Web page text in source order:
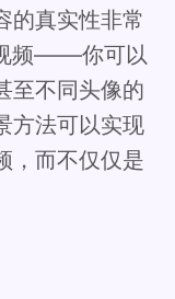
的真实性非常
频——你可以
至不同头像的
方法可以实现
，而不仅仅是